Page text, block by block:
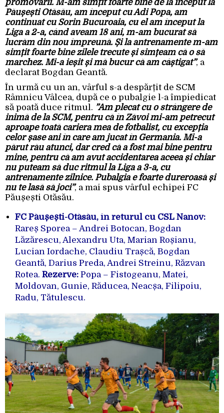
promovării. M-am simțit foarte bine de la început la
Păușești Otăsău, am început cu Adi Popa, am
continuat cu Sorin Bucuroaia, cu el am început la
Liga a 2-a, când aveam 18 ani, m-am bucurat să
lucrăm din nou împreună. Și la antrenamente m-am
simțit foarte bine zilele trecute și simțeam că o să
marchez. Mi-a ieșit și mă bucur că am câștigat”, a
declarat Bogdan Geantă.
În urmă cu un an, vârful s-a despărțit de SCM
Râmnicu Vâlcea, după ce o pubalgie l-a împiedicat
să poată duce ritmul. ”Am plecat cu o strângere de
inimă de la SCM, pentru că în Zăvoi mi-am petrecut
aproape toată cariera mea de fotbalist, cu excepția
celor șase ani în care am jucat în Germania. Mi-a
părut rău atunci, dar cred că a fost mai bine pentru
mine, pentru că am avut accidentarea aceea și chiar
nu puteam să duc ritmul la Liga a 3-a, cu
antrenamente zilnice. Pubalgia e foarte dureroasă și
nu te lasă să joci”, a mai spus vârful echipei FC
Păușești Otăsău.
FC Păușești-Otăsău, în returul cu CSL Nanov:
Rareș Sporea – Andrei Botocan, Bogdan
Lăzărescu, Alexandru Uta, Marian Roșianu,
Lucian Iordache, Claudiu Trașcă, Bogdan
Geantă, Darius Preda, Andrei Streinu, Răzvan
Rotea. Rezerve: Popa – Fistogeanu, Matei,
Moldovan, Gunie, Răducea, Neacșa, Filipoiu,
Radu, Tătulescu.